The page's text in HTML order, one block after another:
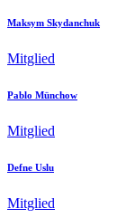
Maksym Skydanchuk
Mitglied
Pablo Münchow
Mitglied
Defne Uslu
Mitglied